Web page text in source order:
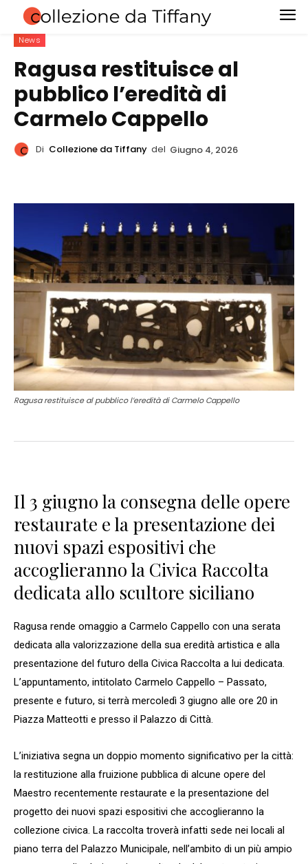
News
Ragusa restituisce al
pubblico l’eredità di
Carmelo Cappello
Di Collezione da Tiffany del Giugno 4, 2026
Ragusa restituisce al pubblico l’eredità di Carmelo Cappello
Il 3 giugno la consegna delle opere
restaurate e la presentazione dei
nuovi spazi espositivi che
accoglieranno la Civica Raccolta
dedicata allo scultore siciliano
Ragusa rende omaggio a Carmelo Cappello con una serata
dedicata alla valorizzazione della sua eredità artistica e alla
presentazione del futuro della Civica Raccolta a lui dedicata.
L’appuntamento, intitolato Carmelo Cappello – Passato,
presente e futuro, si terrà mercoledì 3 giugno alle ore 20 in
Piazza Matteotti e presso il Palazzo di Città.
L’iniziativa segna un doppio momento significativo per la città:
la restituzione alla fruizione pubblica di alcune opere del
Maestro recentemente restaurate e la presentazione del
progetto dei nuovi spazi espositivi che accoglieranno la
collezione civica. La raccolta troverà infatti sede nei locali al
piano terra del Palazzo Municipale, nell’ambito di un più ampio